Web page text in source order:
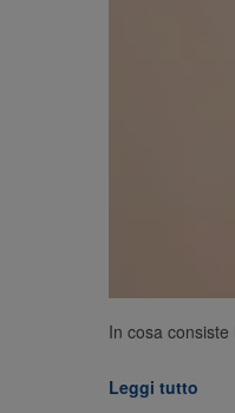
In cosa
Leggi tutto